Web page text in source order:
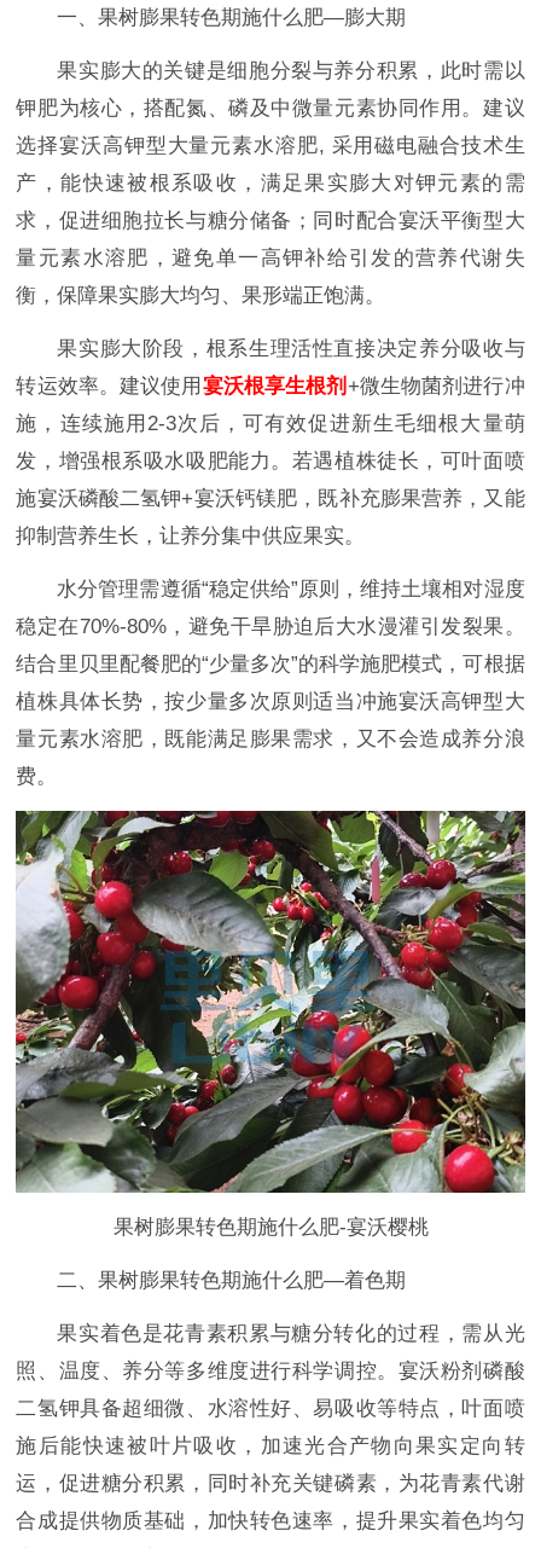
一、果树膨果转色期施什么肥—膨大期
果实膨大的关键是细胞分裂与养分积累，此时需以
钾肥为核心，搭配氮、磷及中微量元素协同作用。建议
选择宴沃高钾型大量元素水溶肥, 采用磁电融合技术生
产，能快速被根系吸收，满足果实膨大对钾元素的需
求，促进细胞拉长与糖分储备；同时配合宴沃平衡型大
量元素水溶肥，避免单一高钾补给引发的营养代谢失
衡，保障果实膨大均匀、果形端正饱满。
果实膨大阶段，根系生理活性直接决定养分吸收与
转运效率。建议使用 宴沃根享生根剂 +微生物菌剂进行冲
施，连续施用2-3次后，可有效促进新生毛细根大量萌
发，增强根系吸水吸肥能力。若遇植株徒长，可叶面喷
施宴沃磷酸二氢钾+宴沃钙镁肥，既补充膨果营养，又能
抑制营养生长，让养分集中供应果实。
水分管理需遵循“稳定供给”原则，维持土壤相对湿度
稳定在70%-80%，避免干旱胁迫后大水漫灌引发裂果。
结合里贝里配餐肥的“少量多次”的科学施肥模式，可根据
植株具体长势，按少量多次原则适当冲施宴沃高钾型大
量元素水溶肥，既能满足膨果需求，又不会造成养分浪
费。
果树膨果转色期施什么肥-宴沃樱桃
二、果树膨果转色期施什么肥—着色期
果实着色是花青素积累与糖分转化的过程，需从光
照、温度、养分等多维度进行科学调控。宴沃粉剂磷酸
二氢钾具备超细微、水溶性好、易吸收等特点，叶面喷
施后能快速被叶片吸收，加速光合产物向果实定向转
运，促进糖分积累，同时补充关键磷素，为花青素代谢
合成提供物质基础，加快转色速率，提升果实着色均匀